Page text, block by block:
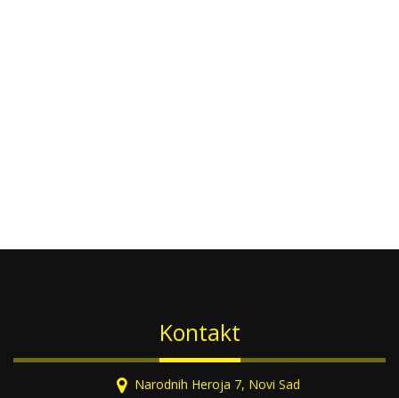
Kontakt
Narodnih Heroja 7, Novi Sad